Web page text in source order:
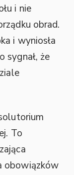
i nie
obrad.
i wyniosła
sygnał, że
To
obowiązków